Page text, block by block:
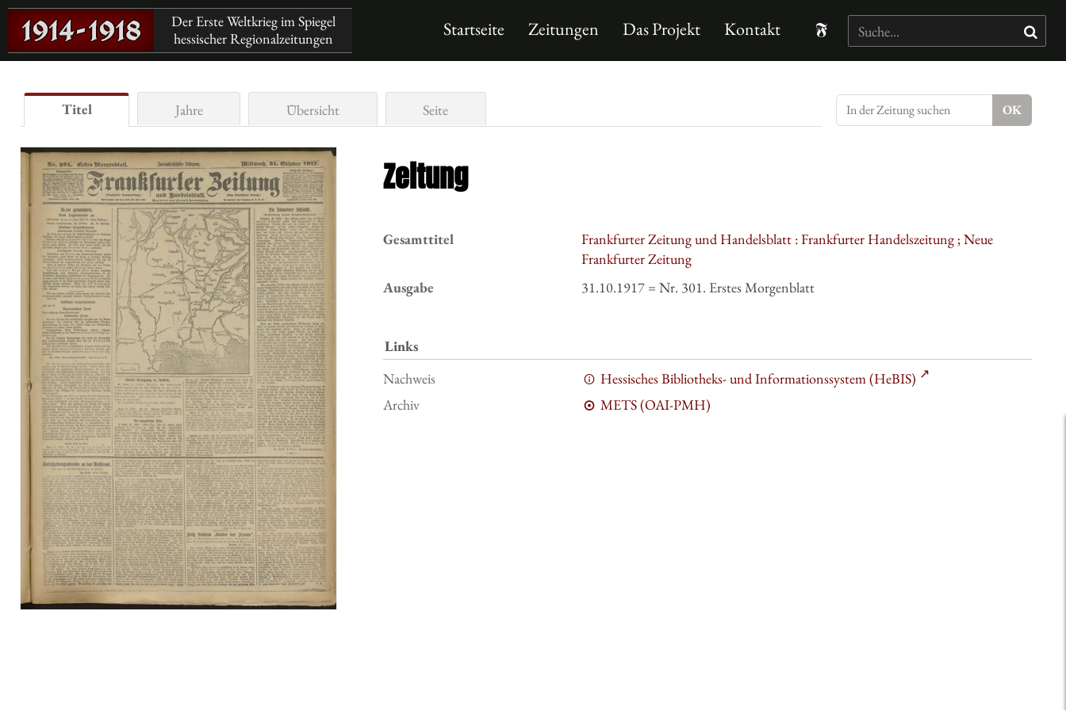
Der Erste Weltkrieg im Spiegel
hessischer Regionalzeitungen
Startseite Zeitungen Das Projekt Kontakt
Titel Jahre Übersicht Seite
Zeitung
Gesamttitel
Frankfurter Zeitung und Handelsblatt : Frankfurter Handelszeitung ; Neue
Frankfurter Zeitung
Ausgabe
31.10.1917 = Nr. 301. Erstes Morgenblatt
Links
Nachweis
Hessisches Bibliotheks- und Informationssystem (HeBIS)
Archiv
METS (OAI-PMH)